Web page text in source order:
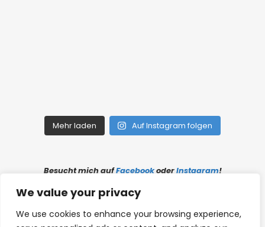
We value your privacy
We use cookies to enhance your browsing experience,
Mehr laden Auf Instagram folgen
Besucht mich aufFacebookoderInstagram!
Links| Impressum